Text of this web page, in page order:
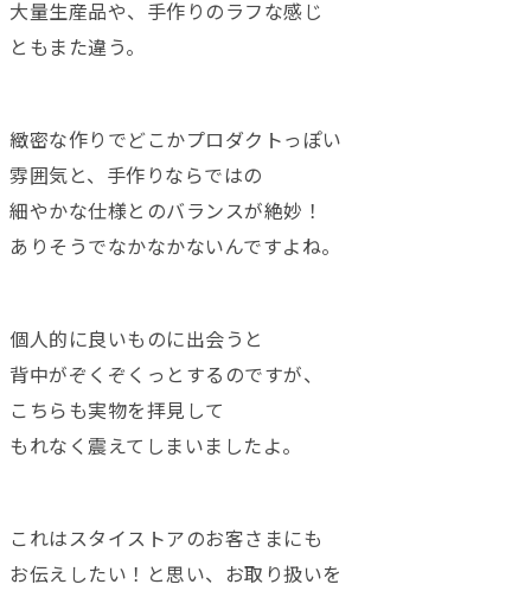
大量生産品や、手作りのラフな感じ
ともまた違う。
緻密な作りでどこかプロダクトっぽい
雰囲気と、手作りならではの
細やかな仕様とのバランスが絶妙！
ありそうでなかなかないんですよね。
個人的に良いものに出会うと
背中がぞくぞくっとするのですが、
こちらも実物を拝見して
もれなく震えてしまいましたよ。
これはスタイストアのお客さまにも
お伝えしたい！と思い、お取り扱いを